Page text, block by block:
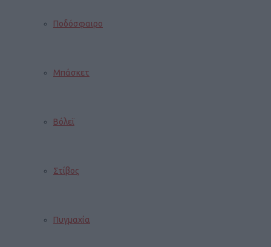
Ποδόσφαιρο
Μπάσκετ
Βόλεϊ
Στίβος
Πυγμαχία